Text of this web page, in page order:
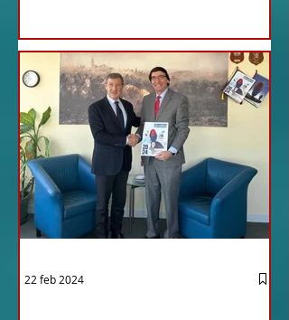
22 feb 2024